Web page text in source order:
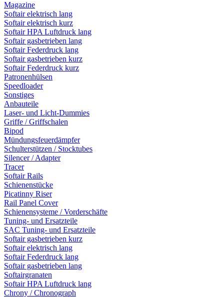
Magazine
Softair elektrisch lang
Softair elektrisch kurz
Softair HPA Luftdruck lang
Softair gasbetrieben lang
Softair Federdruck lang
Softair gasbetrieben kurz
Softair Federdruck kurz
Patronenhülsen
Speedloader
Sonstiges
Anbauteile
Laser- und Licht-Dummies
Griffe / Griffschalen
Bipod
Mündungsfeuerdämpfer
Schulterstützen / Stocktubes
Silencer / Adapter
Tracer
Softair Rails
Schienenstücke
Picatinny Riser
Rail Panel Cover
Schienensysteme / Vorderschäfte
Tuning- und Ersatzteile
SAC Tuning- und Ersatzteile
Softair gasbetrieben kurz
Softair elektrisch lang
Softair Federdruck lang
Softair gasbetrieben lang
Softairgranaten
Softair HPA Luftdruck lang
Chrony / Chronograph